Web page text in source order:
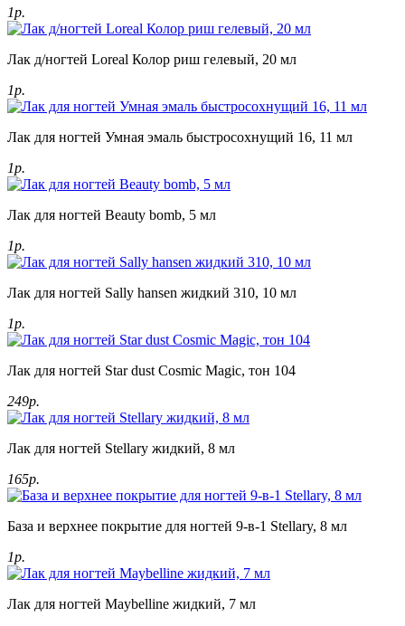
1р.
Лак д/ногтей Loreal Колор риш гелевый, 20 мл
1р.
Лак для ногтей Умная эмаль быстросохнущий 16, 11 мл
1р.
Лак для ногтей Beauty bomb, 5 мл
1р.
Лак для ногтей Sally hansen жидкий 310, 10 мл
1р.
Лак для ногтей Star dust Cosmic Magic, тон 104
249р.
Лак для ногтей Stellary жидкий, 8 мл
165р.
База и верхнее покрытие для ногтей 9-в-1 Stellary, 8 мл
1р.
Лак для ногтей Maybelline жидкий, 7 мл